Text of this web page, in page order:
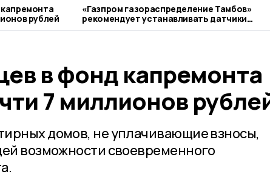
рублей
«Газпром газораспределение Тамбов»
рекомендует устанавливать датчики
загазованности
в фонд капремонта
7 миллионов
домов, не уплачивающие взносы,
возможности своевременного